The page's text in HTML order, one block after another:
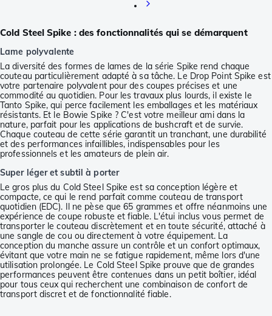
Cold Steel Spike : des fonctionnalités qui se démarquent
Lame polyvalente
La diversité des formes de lames de la série Spike rend chaque
couteau particulièrement adapté à sa tâche. Le Drop Point Spike est
votre partenaire polyvalent pour des coupes précises et une
commodité au quotidien. Pour les travaux plus lourds, il existe le
Tanto Spike, qui perce facilement les emballages et les matériaux
résistants. Et le Bowie Spike ? C'est votre meilleur ami dans la
nature, parfait pour les applications de bushcraft et de survie.
Chaque couteau de cette série garantit un tranchant, une durabilité
et des performances infaillibles, indispensables pour les
professionnels et les amateurs de plein air.
Super léger et subtil à porter
Le gros plus du Cold Steel Spike est sa conception légère et
compacte, ce qui le rend parfait comme couteau de transport
quotidien (EDC). Il ne pèse que 65 grammes et offre néanmoins une
expérience de coupe robuste et fiable. L'étui inclus vous permet de
transporter le couteau discrètement et en toute sécurité, attaché à
une sangle de cou ou directement à votre équipement. La
conception du manche assure un contrôle et un confort optimaux,
évitant que votre main ne se fatigue rapidement, même lors d'une
utilisation prolongée. Le Cold Steel Spike prouve que de grandes
performances peuvent être contenues dans un petit boîtier, idéal
pour tous ceux qui recherchent une combinaison de confort de
transport discret et de fonctionnalité fiable.